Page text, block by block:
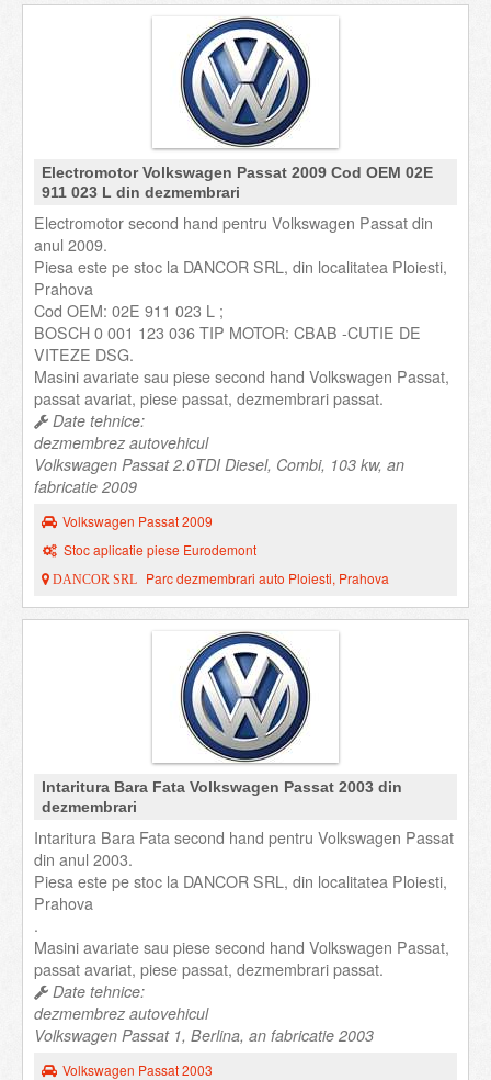
Electromotor Volkswagen Passat 2009 Cod OEM 02E
911 023 L din dezmembrari
Electromotor second hand pentru Volkswagen Passat din
anul 2009.
Piesa este pe stoc la DANCOR SRL, din localitatea Ploiesti,
Prahova
Cod OEM: 02E 911 023 L ;
BOSCH 0 001 123 036 TIP MOTOR: CBAB -CUTIE DE
VITEZE DSG.
Masini avariate sau piese second hand Volkswagen Passat,
passat avariat, piese passat, dezmembrari passat.
Date tehnice:
dezmembrez autovehicul
Volkswagen Passat 2.0TDI Diesel, Combi, 103 kw, an
fabricatie 2009
Volkswagen Passat 2009
Stoc aplicatie piese Eurodemont
DANCOR SRL Parc dezmembrari auto Ploiesti, Prahova
Intaritura Bara Fata Volkswagen Passat 2003 din
dezmembrari
Intaritura Bara Fata second hand pentru Volkswagen Passat
din anul 2003.
Piesa este pe stoc la DANCOR SRL, din localitatea Ploiesti,
Prahova
.
Masini avariate sau piese second hand Volkswagen Passat,
passat avariat, piese passat, dezmembrari passat.
Date tehnice:
dezmembrez autovehicul
Volkswagen Passat 1, Berlina, an fabricatie 2003
Volkswagen Passat 2003